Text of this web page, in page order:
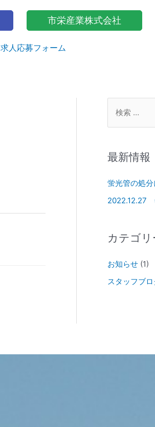
市栄産業株式会社
求人応募フォーム
最新情報
蛍光管の処
2022.12.27
カテゴリ
お知らせ (1)
スタッフブ